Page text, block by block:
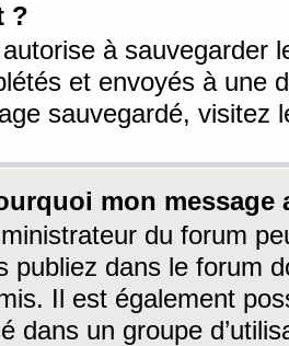
?
à sauvegarder
et envoyés à une
sauvegardé, visitez
mon message
du forum
publiez dans le forum
Il est également
dans un groupe